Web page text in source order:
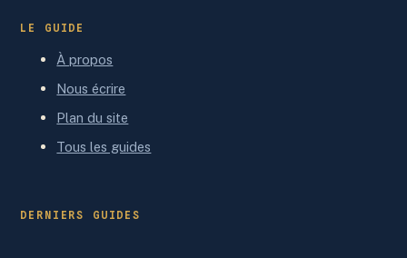
LE GUIDE
À propos
Nous écrire
Plan du site
Tous les guides
DERNIERS GUIDES